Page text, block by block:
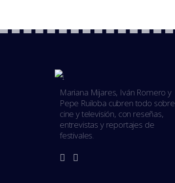
Mariana Mijares, Iván Romero y
Pepe Ruiloba cubren todo sobre
cine y televisión, con reseñas,
entrevistas y reportajes de
festivales.